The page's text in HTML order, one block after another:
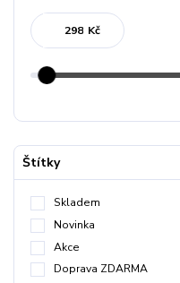
Kč
Štítky
Skladem
Novinka
Akce
Doprava ZDARMA